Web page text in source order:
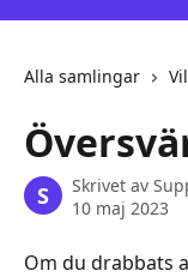
Alla samlingar
S Skrivet av
10 maj 2023
Om du drabbats